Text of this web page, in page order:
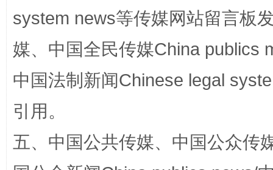
system news等传媒网站留言板
媒、中国全民传媒China publics
中国法制新闻Chinese legal
引用。
五、中国公共传媒、中国公众传